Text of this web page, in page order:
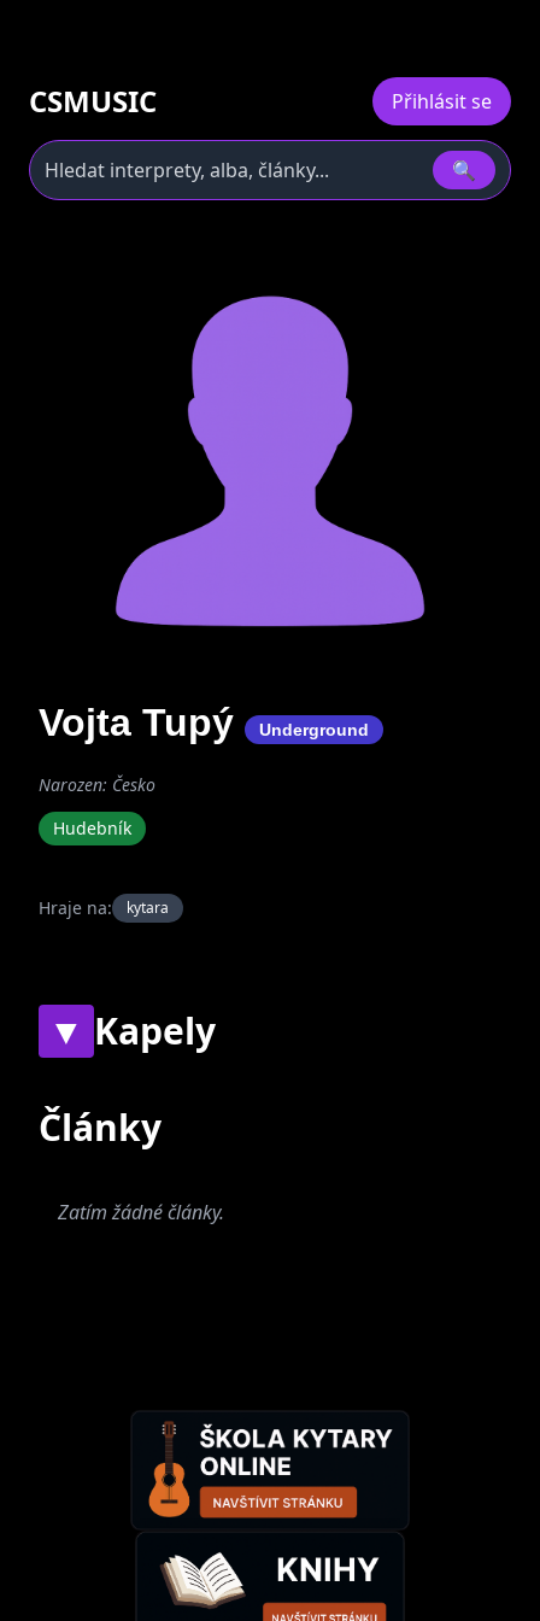
CSMUSIC Přihlásit se
🔍
Vojta Tupý Underground
Narozen: Česko
Hudebník
Hraje na: kytara
▼ Kapely
Současné
žádné skupiny.
Články
Zatím žádné články.